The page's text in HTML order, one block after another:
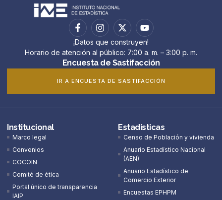
¡Datos que construyen!
Horario de atención al público: 7:00 a. m. – 3:00 p. m.
Encuesta de Sastifacción
IR A ENCUESTA DE SASTIFACCIÓN
Institucional
Marco legal
Convenios
COCOIN
Comité de ética
Portal único de transparencia
IAIP
Estadísticas
Censo de Población y vivienda
Anuario Estadístico Nacional
(AEN)​
Anuario Estadístico de
Comercio Exterior
Encuestas EPHPM